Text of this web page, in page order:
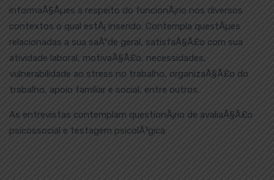
informaÃ§Ãµes a respeito do funcionÃ¡rio nos diversos
contextos o qual estÃ¡ inserido. Contempla questÃµes
relacionadas a sua saÃºde geral, satisfaÃ§Ã£o com sua
atividade laboral, motivaÃ§Ã£o, necessidades,
vulnerabilidade ao stress no trabalho, organizaÃ§Ã£o do
trabalho, apoio familiar e social, entre outros.
As entrevistas contemplam questionÃ¡rio de avaliaÃ§Ã£o
psicossocial e testagem psicolÃ³gica